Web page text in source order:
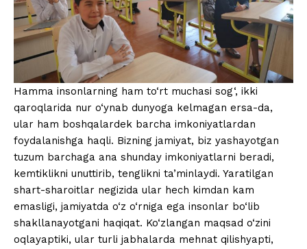
Hamma insonlarning ham to‘rt muchasi sog‘, ikki
qaroqlarida nur o‘ynab dunyoga kelmagan ersa-da,
ular ham boshqalardek barcha imkoniyatlardan
foydalanishga haqli. Bizning jamiyat, biz yashayotgan
tuzum barchaga ana shunday imkoniyatlarni beradi,
kemtiklikni unuttirib, tenglikni ta’minlaydi. Yaratilgan
shart-sharoitlar negizida ular hech kimdan kam
emasligi, jamiyatda o‘z o‘rniga ega insonlar bo‘lib
shakllanayotgani haqiqat. Ko‘zlangan maqsad o‘zini
oqlayaptiki, ular turli jabhalarda mehnat qilishyapti,